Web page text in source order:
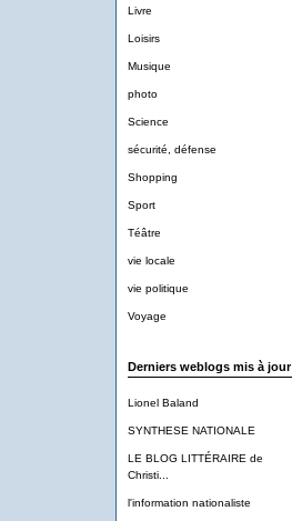
Livre
Loisirs
Musique
photo
Science
sécurité, défense
Shopping
Sport
Téâtre
vie locale
vie politique
Voyage
Derniers weblogs mis à jour
Lionel Baland
SYNTHESE NATIONALE
LE BLOG LITTÉRAIRE de
Christi...
l'information nationaliste